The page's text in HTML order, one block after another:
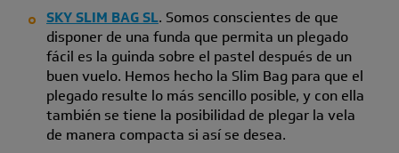
SKY SLIM BAG SL. Somos conscientes de que
disponer de una funda que permita un plegado
fácil es la guinda sobre el pastel después de un
buen vuelo. Hemos hecho la Slim Bag para que el
plegado resulte lo más sencillo posible, y con ella
también se tiene la posibilidad de plegar la vela
de manera compacta si así se desea.